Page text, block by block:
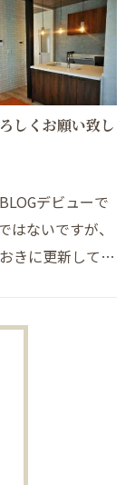
ました。今後ブ
していきますの
しくお願いしま
しくお願い致し
デビューで
はないですが、
きに更新してま